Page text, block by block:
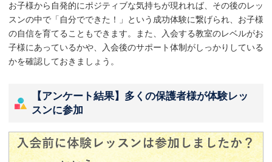
お子様から自発的にポジティブな気持ちが現れれば、その後のレッ
スンの中で「自分でできた！」という成功体験に繋げられ、お子様
の自信を育てることもできます。また、入会する教室のレベルがお
子様にあっているかや、入会後のサポート体制がしっかりしている
かを確認しておきましょう。
【アンケート結果】多くの保護者様が体験レッ
スンに参加